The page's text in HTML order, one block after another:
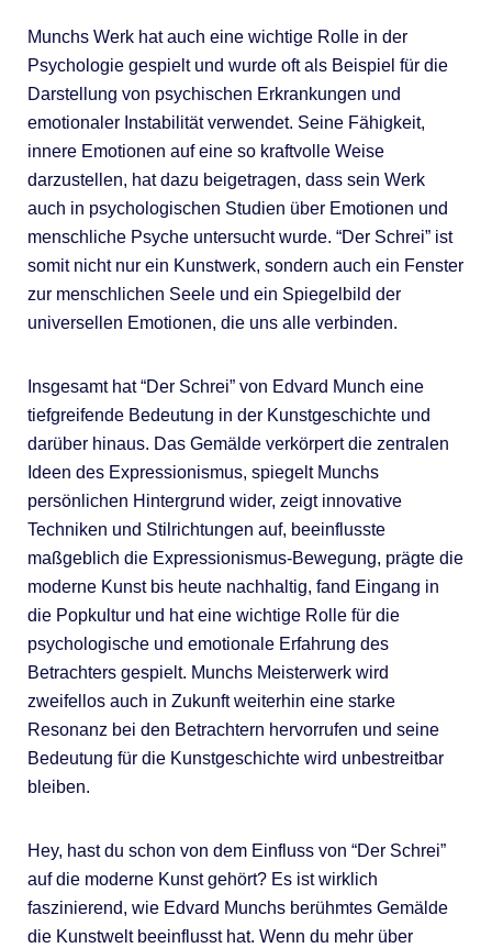
Munchs Werk hat auch eine wichtige Rolle in der
Psychologie gespielt und wurde oft als Beispiel für die
Darstellung von psychischen Erkrankungen und
emotionaler Instabilität verwendet. Seine Fähigkeit,
innere Emotionen auf eine so kraftvolle Weise
darzustellen, hat dazu beigetragen, dass sein Werk
auch in psychologischen Studien über Emotionen und
menschliche Psyche untersucht wurde. “Der Schrei” ist
somit nicht nur ein Kunstwerk, sondern auch ein Fenster
zur menschlichen Seele und ein Spiegelbild der
universellen Emotionen, die uns alle verbinden.
Insgesamt hat “Der Schrei” von Edvard Munch eine
tiefgreifende Bedeutung in der Kunstgeschichte und
darüber hinaus. Das Gemälde verkörpert die zentralen
Ideen des Expressionismus, spiegelt Munchs
persönlichen Hintergrund wider, zeigt innovative
Techniken und Stilrichtungen auf, beeinflusste
maßgeblich die Expressionismus-Bewegung, prägte die
moderne Kunst bis heute nachhaltig, fand Eingang in
die Popkultur und hat eine wichtige Rolle für die
psychologische und emotionale Erfahrung des
Betrachters gespielt. Munchs Meisterwerk wird
zweifellos auch in Zukunft weiterhin eine starke
Resonanz bei den Betrachtern hervorrufen und seine
Bedeutung für die Kunstgeschichte wird unbestreitbar
bleiben.
Hey, hast du schon von dem Einfluss von “Der Schrei”
auf die moderne Kunst gehört? Es ist wirklich
faszinierend, wie Edvard Munchs berühmtes Gemälde
die Kunstwelt beeinflusst hat. Wenn du mehr über